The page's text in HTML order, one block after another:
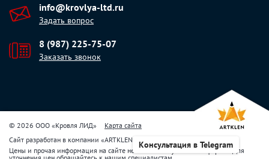
info@krovlya-ltd.ru
Задать вопрос
8 (987) 225-75-07
Заказать звонок
© 2026 ООО «Кровля ЛИД»
Карта сайта
Сайт разработан в компании «ARTKLEN
Цены и прочая информация на сайте не являются публичной офертой. Для
Консультация в Telegram